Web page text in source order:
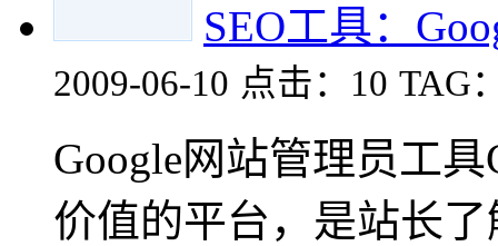
SEO工具：
2009-06-10 点击：10 TAG
Google网站管理员工
价值的平台，是站长了